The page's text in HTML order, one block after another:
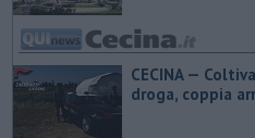
CECINA —
droga, coppia